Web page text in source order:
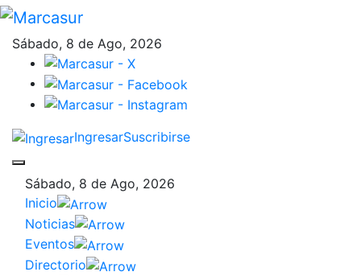
Sábado, 8 de Ago, 2026
IngresarSuscribirse
Sábado, 8 de Ago, 2026
Inicio
Noticias
Eventos
Directorio